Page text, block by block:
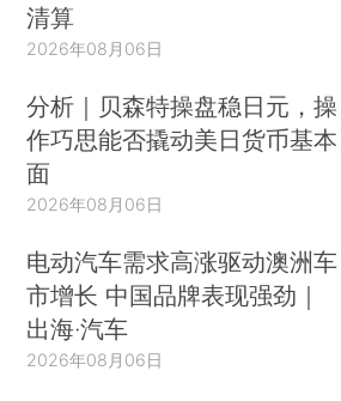
清算
2026年08月06日
分析｜贝森特操盘稳日元，操
作巧思能否撬动美日货币基本
面
2026年08月06日
电动汽车需求高涨驱动澳洲车
市增长 中国品牌表现强劲｜
出海·汽车
2026年08月06日